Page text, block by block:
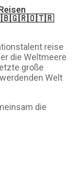
reise
die Weltmeere
große
Welt
die